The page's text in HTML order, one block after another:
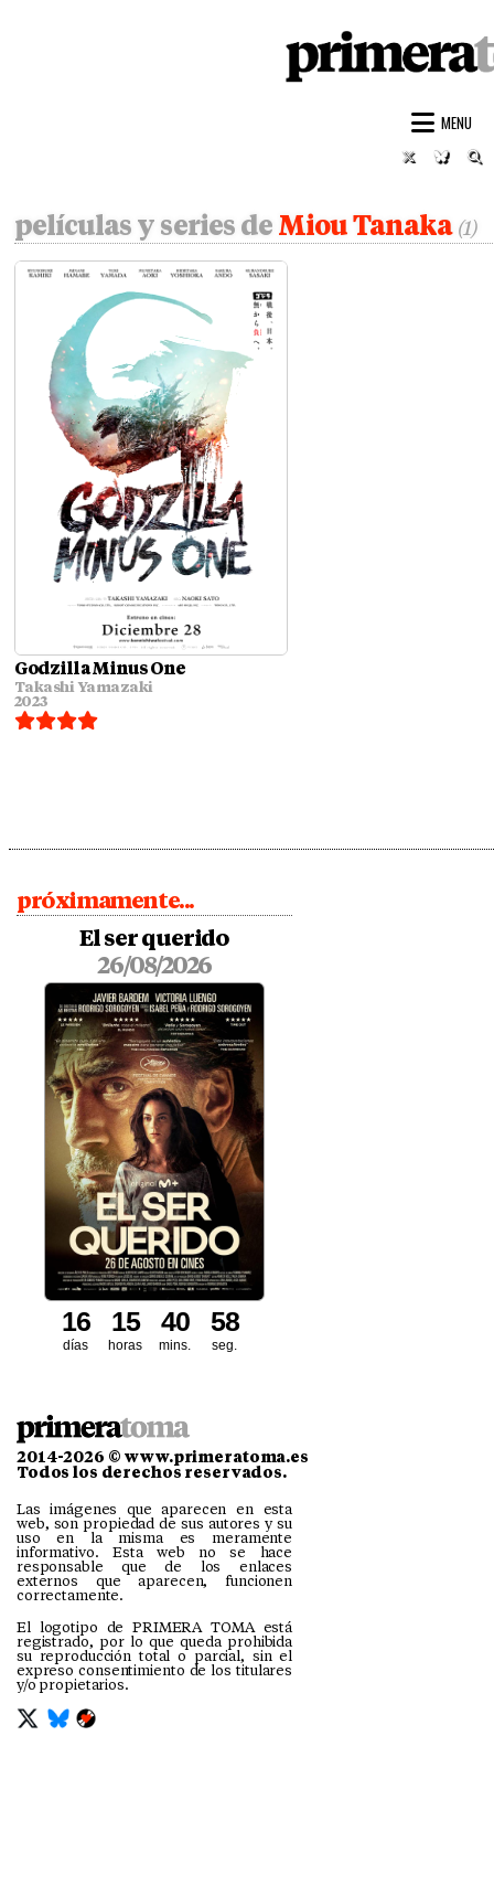
MENU
Twitter
películas y series de Miou Tanaka (1)
Godzilla Minus One
Takashi Yamazaki
2023
próximamente...
El ser querido
26/08/2026
días
16
horas
15
mins.
40
seg.
57
8
2014-2026 © www.primeratoma.es
Todos los derechos reservados.
Las imágenes que aparecen en esta
web, son propiedad de sus autores y su
uso en la misma es meramente
informativo. Esta web no se hace
responsable que de los enlaces
externos que aparecen, funcionen
correctamente.
El logotipo de PRIMERA TOMA está
registrado, por lo que queda prohibida
su reproducción total o parcial, sin el
expreso consentimiento de los titulares
y/o propietarios.